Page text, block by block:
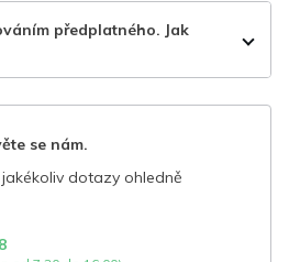
předplatného. Jak
se nám.
dotazy ohledně